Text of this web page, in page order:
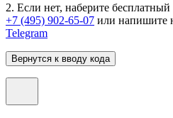
2. Если нет, наберите
+7 (495) 902-65-07 или напишите
Telegram
Вернутся к вводу кода